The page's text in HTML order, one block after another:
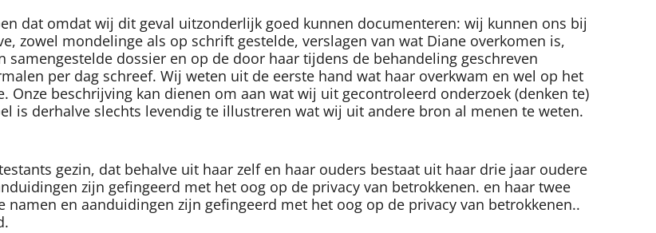
dat omdat wij dit geval uitzonderlijk goed kunnen documenteren: wij kunnen ons bij
zowel mondelinge als op schrift gestelde, verslagen van wat Diane overkomen is,
dossier en op de door haar tijdens de behandeling geschreven
per dag schreef. Wij weten uit de eerste hand wat haar overkwam en wel op het
beschrijving kan dienen om aan wat wij uit gecontroleerd onderzoek (denken te)
is derhalve slechts levendig te illustreren wat wij uit andere bron al menen te weten.
gezin, dat behalve uit haar zelf en haar ouders bestaat uit haar drie jaar oudere
zijn gefingeerd met het oog op de privacy van betrokkenen. en haar twee
namen en aanduidingen zijn gefingeerd met het oog op de privacy van betrokkenen..